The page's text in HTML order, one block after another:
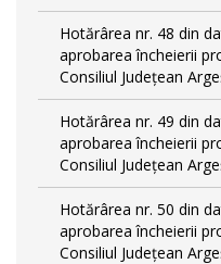
Hotărârea nr. 48 din
aprobarea încheierii
Consiliul Județean
Hotărârea nr. 49 din
aprobarea încheierii
Consiliul Județean
Hotărârea nr. 50 din
aprobarea încheierii
Consiliul Județean